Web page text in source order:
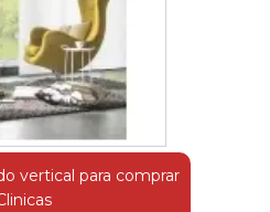
vertical para comprar